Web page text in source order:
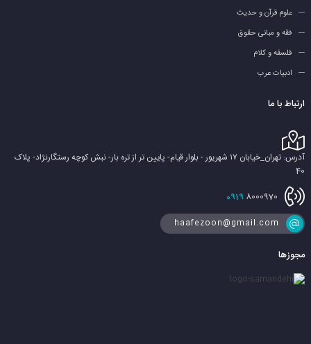
علوم قرآن و حدیث
فقه و مبانی حقوق
فلسفه و کلام
ادبیات عرب
ارتباط با ما
آدرس: تهران_خیابان ۱۷ شهریور - بلوار قیام- پایین تر از تره بار- نبش کوچه رستگارنژاد- پلاک
40
0919 8000970
haafezoon@gmail.com
مجوزها